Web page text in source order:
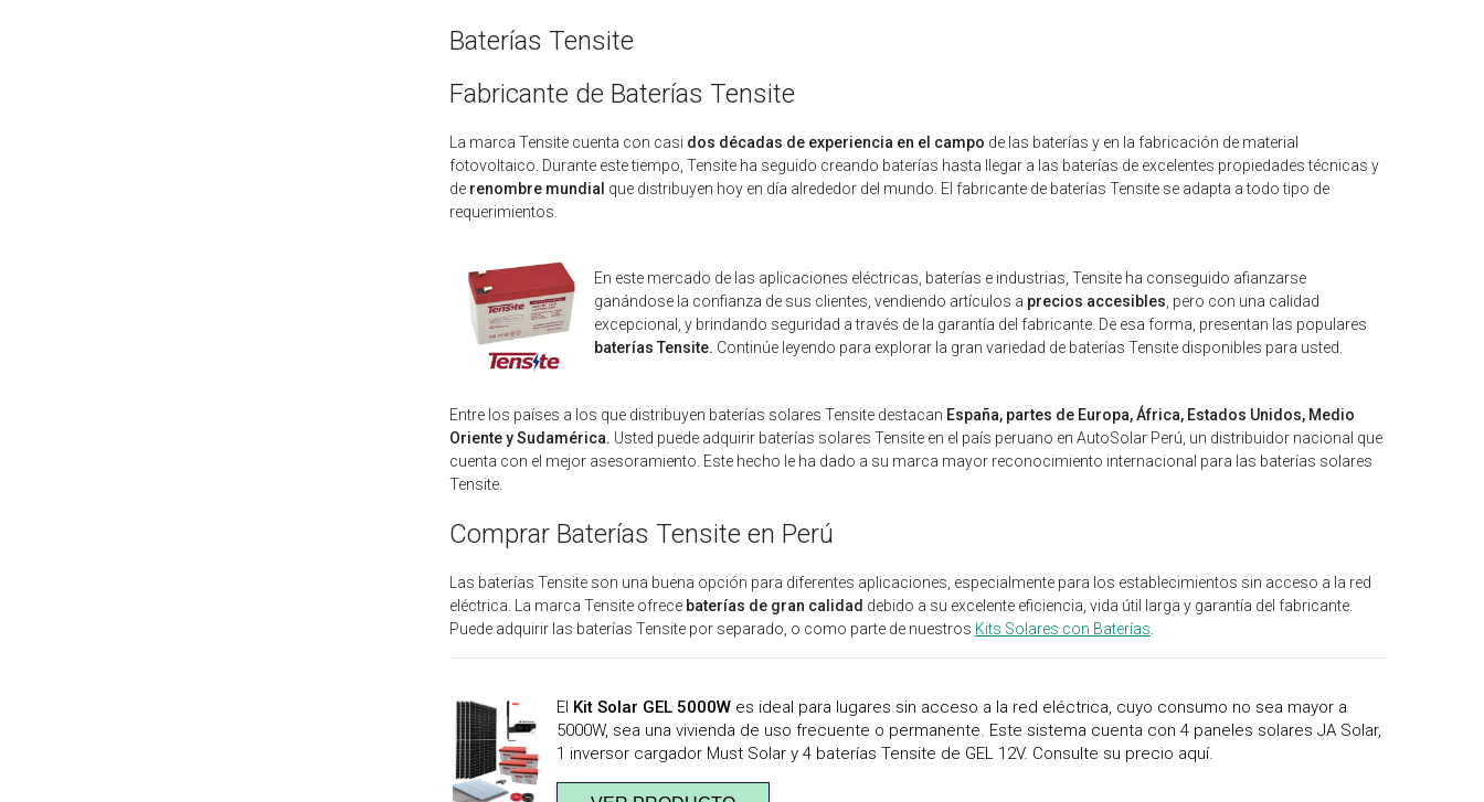
Baterías Tensite
Fabricante de Baterías Tensite
La marca Tensite cuenta con casi dos décadas de experiencia en el campo de las baterías y en la fabricación de material
fotovoltaico. Durante este tiempo, Tensite ha seguido creando baterías hasta llegar a las baterías de excelentes propiedades técnicas y
de renombre mundial que distribuyen hoy en día alrededor del mundo. El fabricante de baterías Tensite se adapta a todo tipo de
requerimientos.
En este mercado de las aplicaciones eléctricas, baterías e industrias, Tensite ha conseguido afianzarse
ganándose la confianza de sus clientes, vendiendo artículos a precios accesibles , pero con una calidad
excepcional, y brindando seguridad a través de la garantía del fabricante. De esa forma, presentan las populares
baterías Tensite. Continúe leyendo para explorar la gran variedad de baterías Tensite disponibles para usted.
Entre los países a los que distribuyen baterías solares Tensite destacan España, partes de Europa, África, Estados Unidos, Medio
Oriente y Sudamérica. Usted puede adquirir baterías solares Tensite en el país peruano en AutoSolar Perú, un distribuidor nacional que
cuenta con el mejor asesoramiento. Este hecho le ha dado a su marca mayor reconocimiento internacional para las baterías solares
Tensite.
Comprar Baterías Tensite en Perú
Las baterías Tensite son una buena opción para diferentes aplicaciones, especialmente para los establecimientos sin acceso a la red
eléctrica. La marca Tensite ofrece baterías de gran calidad debido a su excelente eficiencia, vida útil larga y garantía del fabricante.
Puede adquirir las baterías Tensite por separado, o como parte de nuestros Kits Solares con Baterías
El Kit Solar GEL 5000W es ideal para lugares sin acceso a la red eléctrica, cuyo consumo no sea mayor a
5000W, sea una vivienda de uso frecuente o permanente. Este sistema cuenta con 4 paneles solares JA Solar,
1 inversor cargador Must Solar y 4 baterías Tensite de GEL 12V. Consulte su precio aquí.